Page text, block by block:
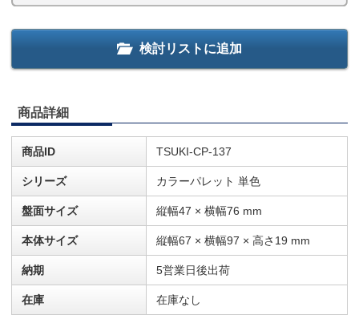
検討リストに追加
商品詳細
商品ID TSUKI-CP-137
シリーズ カラーパレット 単色
盤面サイズ 縦幅47 × 横幅76 mm
本体サイズ 縦幅67 × 横幅97 × 高さ19 mm
納期 5営業日後出荷
在庫 在庫なし